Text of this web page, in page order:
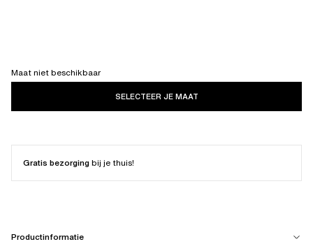
Maat niet beschikbaar
SELECTEER JE MAAT
Gratis bezorgingbij je thuis!
Productinformatie